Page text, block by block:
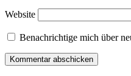
Website
Benachrichtige mich über